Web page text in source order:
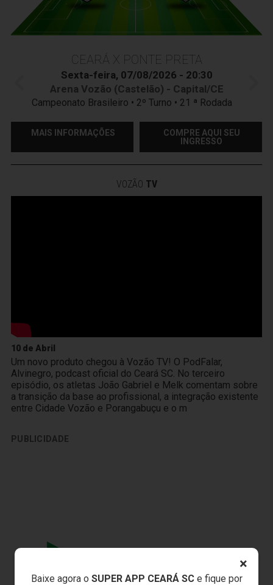
×
Baixe agora o SUPER APP CEARÁ SCe fique por
CEARÁ X PONTE PRETA
Sexta-feira, 07/08/2026 - 20:30
Arena Vozão (Castelão) - Capital/CE
Campeonato Brasileiro • 2º Turno • 21 ª Rodada
MAIS INFORMAÇÕES
COMPRE AQUI SEU
INGRESSO
VOZÃO TV
10 de Abril
Um novo produto chegou à Vozão TV! O PodFalar,
Alvinegro, podcast oficial do Ceará SC. No terceiro
episódio, os atletas João Gabriel e Melk comentam sobre
a transição da base ao profissional, a integração existente
entre Cidade Vozão e Porangabuçu e o m
PUBLICIDADE